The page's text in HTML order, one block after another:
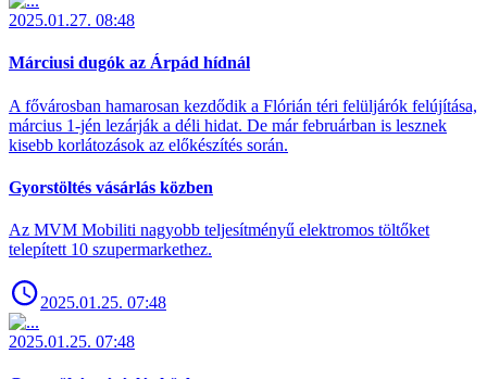
2025.01.27. 08:48
Márciusi dugók az Árpád hídnál
A fővárosban hamarosan kezdődik a Flórián téri felüljárók felújítása,
március 1-jén lezárják a déli hidat. De már februárban is lesznek
kisebb korlátozások az előkészítés során.
Gyorstöltés vásárlás közben
Az MVM Mobiliti nagyobb teljesítményű elektromos töltőket
telepített 10 szupermarkethez.
2025.01.25. 07:48
2025.01.25. 07:48